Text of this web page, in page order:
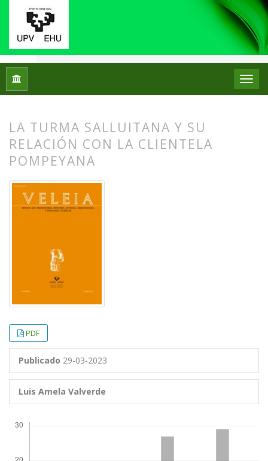
Inicio
LA TURMA SALLUITANA Y SU
RELACIÓN CON LA CLIENTELA
POMPEYANA
PDF
Publicado 29-03-2023
Luis Amela Valverde